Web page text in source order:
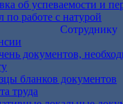
об успеваемости и
по работе с натурой
Сотруднику
документов,
бланков документов
труда